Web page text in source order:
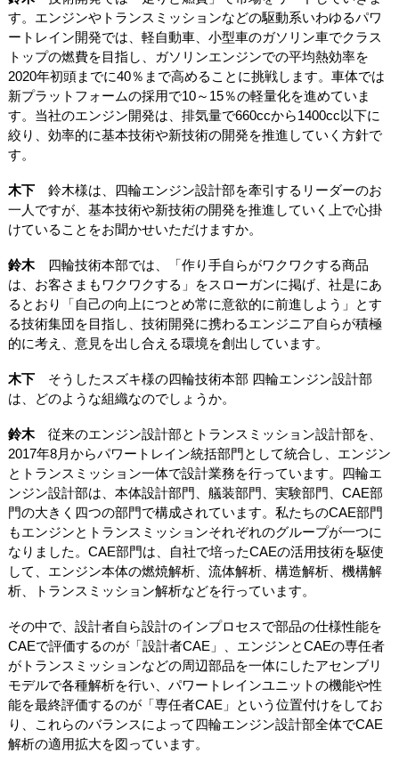
す。エンジンやトランスミッションなどの駆動系いわゆるパワ
ートレイン開発では、軽自動車、小型車のガソリン車でクラス
トップの燃費を目指し、ガソリンエンジンでの平均熱効率を
2020年初頭までに40％まで高めることに挑戦します。車体では
新プラットフォームの採用で10～15％の軽量化を進めていま
す。当社のエンジン開発は、排気量で660ccから1400cc以下に
絞り、効率的に基本技術や新技術の開発を推進していく方針で
す。
木下鈴木様は、四輪エンジン設計部を牽引するリーダーのお
一人ですが、基本技術や新技術の開発を推進していく上で心掛
けていることをお聞かせいただけますか。
鈴木四輪技術本部では、「作り手自らがワクワクする商品
は、お客さまもワクワクする」をスローガンに掲げ、社是にあ
るとおり「自己の向上につとめ常に意欲的に前進しよう」とす
る技術集団を目指し、技術開発に携わるエンジニア自らが積極
的に考え、意見を出し合える環境を創出しています。
木下そうしたスズキ様の四輪技術本部 四輪エンジン設計部
は、どのような組織なのでしょうか。
鈴木従来のエンジン設計部とトランスミッション設計部を、
2017年8月からパワートレイン統括部門として統合し、エンジン
とトランスミッション一体で設計業務を行っています。四輪エ
ンジン設計部は、本体設計部門、艤装部門、実験部門、CAE部
門の大きく四つの部門で構成されています。私たちのCAE部門
もエンジンとトランスミッションそれぞれのグループが一つに
なりました。CAE部門は、自社で培ったCAEの活用技術を駆使
して、エンジン本体の燃焼解析、流体解析、構造解析、機構解
析、トランスミッション解析などを行っています。
その中で、設計者自ら設計のインプロセスで部品の仕様性能を
CAEで評価するのが「設計者CAE」、エンジンとCAEの専任者
がトランスミッションなどの周辺部品を一体にしたアセンブリ
モデルで各種解析を行い、パワートレインユニットの機能や性
能を最終評価するのが「専任者CAE」という位置付けをしてお
り、これらのバランスによって四輪エンジン設計部全体でCAE
解析の適用拡大を図っています。